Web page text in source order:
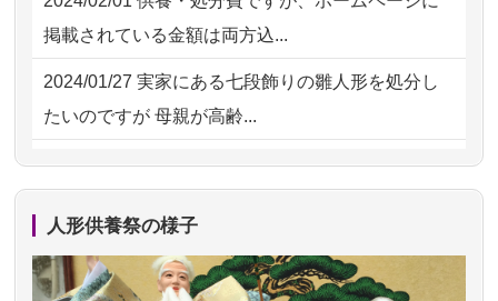
2026/07/15 子供の頃から可愛がってきた七段飾り
の雛人形で...
2026/07/15 お客様の声を読み、丁寧に供養してい
ただけそう...
2026/07/11思い出のある人形達を、ちゃんと供養
したく、花...
掲載されている金額は両方込...
2024/01/27 実家にある七段飾りの雛人形を処分し
たいのですが 母親が高齢...
2024/01/13剥製の供養・処分をお願いできます
ですが？
人形供養祭の様子